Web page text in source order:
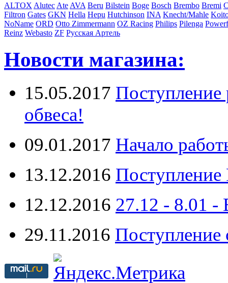
ALTOX Alutec Ate AVA Beru Bilstein Boge Bosch Brembo Bremi
Filtron Gates GKN Hella Hepu Hutchinson INA Knecht/Mahle
NoName ORD Otto Zimmermann OZ Racing Philips Pilenga
Reinz Webasto ZF Русская Артель
Новости магазина:
15.05.2017 Поступление
обвеса!
09.01.2017 Начало
13.12.2016 Поступление
12.12.2016 27.12 -
29.11.2016 Поступление